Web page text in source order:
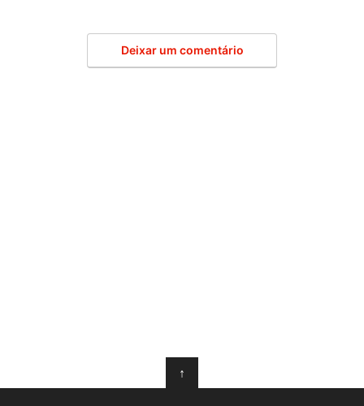
Deixar um comentário
↑